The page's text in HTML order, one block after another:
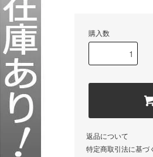
購入数
返品について
特定商取引法に基づ